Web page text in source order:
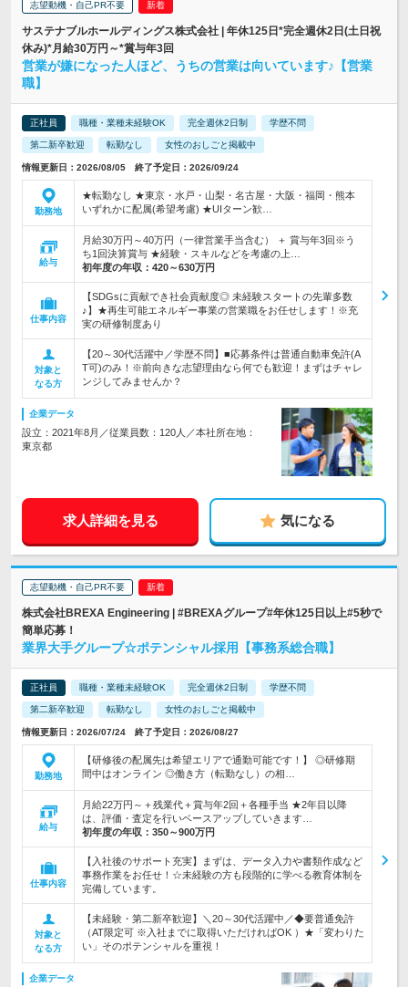
志望動機・自己PR不要
サステナブルホールディングス株式会社 | 年休125日*完全週休2日(土日祝
休み)*月給30万円～*賞与年3回
営業が嫌になった人ほど、うちの営業は向いています♪【営業
職】
正社員 職種・業種未経験OK 完全週休2日制 学歴不問
第二新卒歓迎 転勤なし 女性のおしごと掲載中
情報更新日：2026/08/05 終了予定日：2026/09/24
勤務地
★転勤なし ★東京・水戸・山梨・名古屋・大阪・福岡・熊本
いずれかに配属(希望考慮) ★UIターン歓…
給与
月給30万円～40万円（一律営業手当含む） ＋ 賞与年3回※う
ち1回決算賞与 ★経験・スキルなどを考慮の上…
初年度の年収： 420～630万円
仕事内容
【SDGsに貢献でき社会貢献度◎ 未経験スタートの先輩多数
♪】★再生可能エネルギー事業の営業職をお任せします！※充
実の研修制度あり
対象と
なる方
【20～30代活躍中／学歴不問】■応募条件は普通自動車免許(A
T可)のみ！※前向きな志望理由なら何でも歓迎！まずはチャレ
ンジしてみませんか？
企業データ
設立：2021年8月／従業員数：120人／本社所在地：
東京都
求人詳細を見る 気になる
志望動機・自己PR不要
株式会社BREXA Engineering | #BREXAグループ#年休125日以上#5秒で
簡単応募！
業界大手グループ☆ポテンシャル採用【事務系総合職】
正社員 職種・業種未経験OK 完全週休2日制 学歴不問
第二新卒歓迎 転勤なし 女性のおしごと掲載中
情報更新日：2026/07/24 終了予定日：2026/08/27
勤務地
【研修後の配属先は希望エリアで通勤可能です！】 ◎研修期
間中はオンライン ◎働き方（転勤なし）の相…
給与
月給22万円～＋残業代＋賞与年2回＋各種手当 ★2年目以降
は、評価・査定を行いベースアップしていきます…
初年度の年収： 350～900万円
仕事内容
【入社後のサポート充実】まずは、データ入力や書類作成など
事務作業をお任せ！☆未経験の方も段階的に学べる教育体制を
完備しています。
対象と
なる方
【未経験・第二新卒歓迎】＼20～30代活躍中／◆要普通免許
（AT限定可 ※入社までに取得いただければOK ）★「変わりた
い」そのポテンシャルを重視！
企業データ